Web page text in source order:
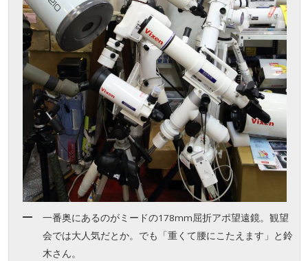
一番奥にあるのがミードの178mm屈折アポ望遠鏡。観望
会では大人気だとか。でも「重くて腰にこたえます」と鈴
木さん。